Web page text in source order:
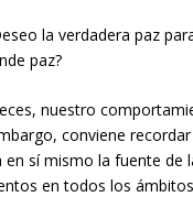
la verdadera paz
paz?
nuestro
conviene
sí mismo la fuente de
en todos los